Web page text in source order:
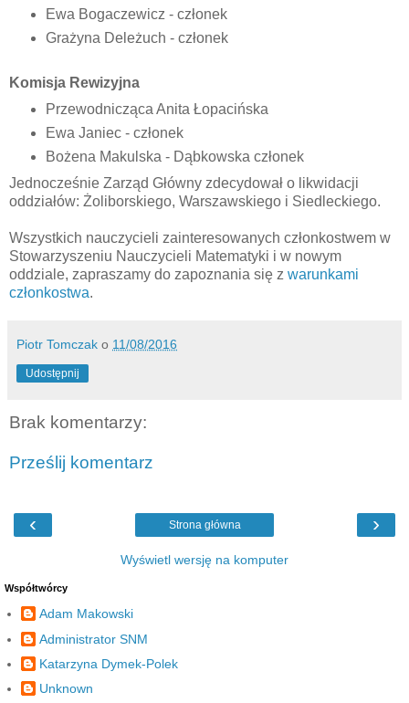
Ewa Bogaczewicz - członek
Grażyna Deleżuch - członek
Komisja Rewizyjna
Przewodnicząca Anita Łopacińska
Ewa Janiec - członek
Bożena Makulska - Dąbkowska członek
Jednocześnie Zarząd Główny zdecydował o likwidacji
oddziałów: Żoliborskiego, Warszawskiego i Siedleckiego.
Wszystkich nauczycieli zainteresowanych członkostwem w
Stowarzyszeniu Nauczycieli Matematyki i w nowym
oddziale, zapraszamy do zapoznania się z warunkami
członkostwa.
Piotr Tomczak o 11/08/2016
Udostępnij
Brak komentarzy:
Prześlij komentarz
‹ ›
Strona główna
Wyświetl wersję na komputer
Współtwórcy
Adam Makowski
Administrator SNM
Katarzyna Dymek-Polek
Unknown